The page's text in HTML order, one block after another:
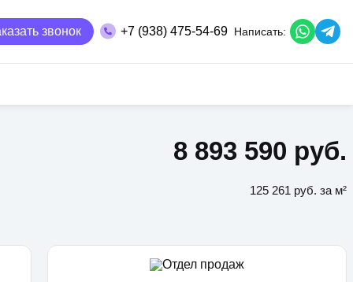
звонок +7 (938) 475-54-69 Написать:
8 893 590 руб.
125 261 руб. за м²